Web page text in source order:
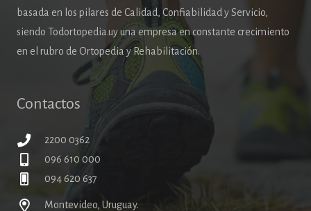
basada en los pilares de Calidad, Confiabilidad y Servicio,
siendo Todortopedia.uy una empresa en constante crecimiento
en el rubro de Ortopedia y Rehabilitación.
Contactos
2200 0362
096 610 000
094 620 637
Montevideo, Uruguay.